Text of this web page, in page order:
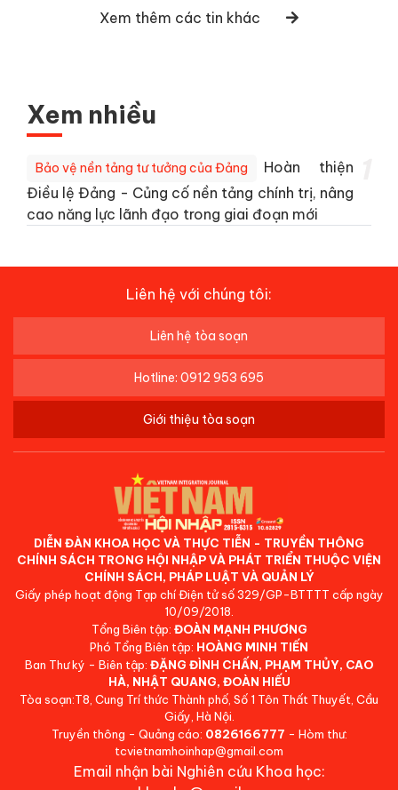
Xem thêm các tin khác
Xem nhiều
Bảo vệ nền tảng tư tưởng của Đảng
Hoàn thiện
Điều lệ Đảng - Củng cố nền tảng chính trị, nâng
cao năng lực lãnh đạo trong giai đoạn mới
Liên hệ với chúng tôi:
Liên hệ tòa soạn
Hotline: 0912 953 695
Giới thiệu tòa soạn
DIỄN ĐÀN KHOA HỌC VÀ THỰC TIỄN - TRUYỀN THÔNG
CHÍNH SÁCH TRONG HỘI NHẬP VÀ PHÁT TRIỂN THUỘC VIỆN
CHÍNH SÁCH, PHÁP LUẬT VÀ QUẢN LÝ
Giấy phép hoạt động Tạp chí Điện tử số 329/GP-BTTTT cấp ngày
10/09/2018.
Tổng Biên tập: ĐOÀN MẠNH PHƯƠNG
Phó Tổng Biên tập: HOÀNG MINH TIẾN
Ban Thư ký - Biên tập: ĐẶNG ĐÌNH CHẤN, PHẠM THỦY, CAO
HÀ, NHẬT QUANG, ĐOÀN HIẾU
Tòa soạn:T8, Cung Trí thức Thành phố, Số 1 Tôn Thất Thuyết, Cầu
Giấy, Hà Nội.
Truyền thông - Quảng cáo: 0826166777 - Hòm thư:
tcvietnamhoinhap@gmail.com
Email nhận bài Nghiên cứu Khoa học: